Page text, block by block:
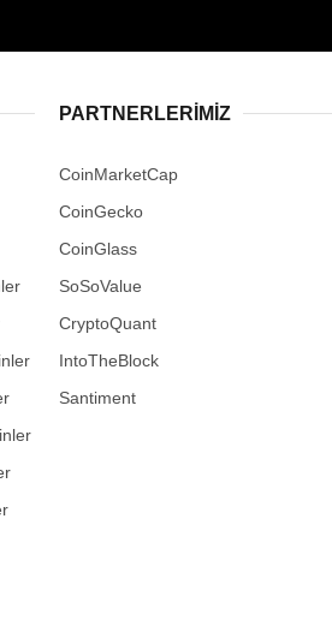
PARTNERLERIMIZ
CoinMarketCap
CoinGecko
CoinGlass
SoSoValue
CryptoQuant
IntoTheBlock
Santiment